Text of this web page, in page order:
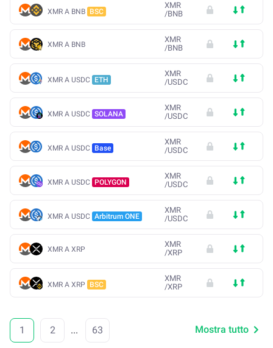
XMR A BNB BSC
XMR
/BNB
XMR A BNB
XMR
/BNB
XMR A USDC ETH
XMR
/USDC
XMR A USDC SOLANA
XMR
/USDC
XMR A USDC Base
XMR
/USDC
XMR A USDC POLYGON
XMR
/USDC
XMR A USDC Arbitrum ONE
XMR
/USDC
XMR A XRP
XMR
/XRP
XMR A XRP BSC
XMR
/XRP
1 2 ... 63 Mostra tutto